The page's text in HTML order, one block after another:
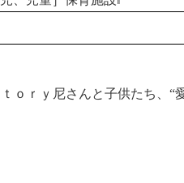
ｏｒｙ尼さんと子供たち、“